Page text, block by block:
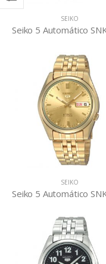
SEIKO
SEIKO